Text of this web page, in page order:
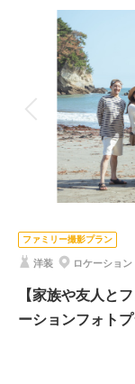
相談予約す
来店・オン
撮影料
着付け
アルバム
衣装追加
家族と撮影
ヘアメイク撮影同行（
承ください。）
和も洋も、ホテルモン
ご一緒に／集合写真 追
ペル。
ホテルモントレ仙台の
クチュールナオコ仙台
ファミリー撮影プラン
洋装 ロケーション
【家族や友人と
ーションフォト